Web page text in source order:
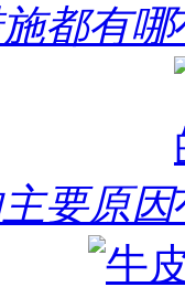
都有哪
要原因